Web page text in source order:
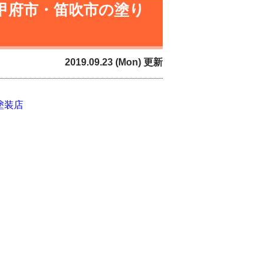
市・笛吹市の塗り
2019.09.23 (Mon) 更新
装店